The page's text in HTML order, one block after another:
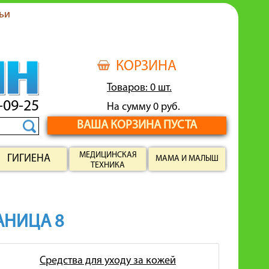
КОРЗИНА
Товаров: 0 шт.
На сумму 0 руб.
ВАША КОРЗИНА ПУСТА
25
ГИГИЕНА
МЕДИЦИНСКАЯ
ТЕХНИКА
МАМА И МАЛЫШ
8
Средства для уходу за кожей